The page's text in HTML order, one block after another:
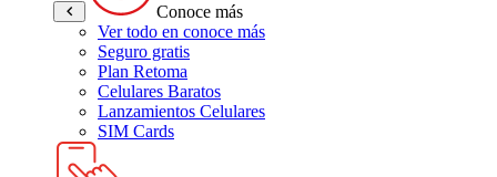
Conoce más
Ver todo en conoce más
Seguro gratis
Plan Retoma
Celulares Baratos
Lanzamientos Celulares
SIM Cards